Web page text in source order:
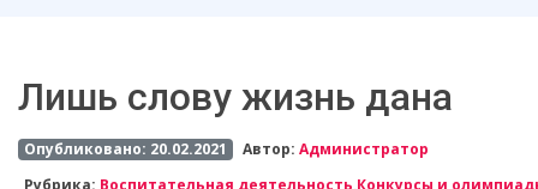
Лишь слову жизнь дана
Опубликовано: 20.02.2021 Автор:Администратор
Рубрика: Воспитательная деятельность,Конкурсы и